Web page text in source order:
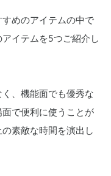
めのアイテムの中で
イテムを5つご紹介し
、機能面でも優秀な
で便利に使うことが
素敵な時間を演出し